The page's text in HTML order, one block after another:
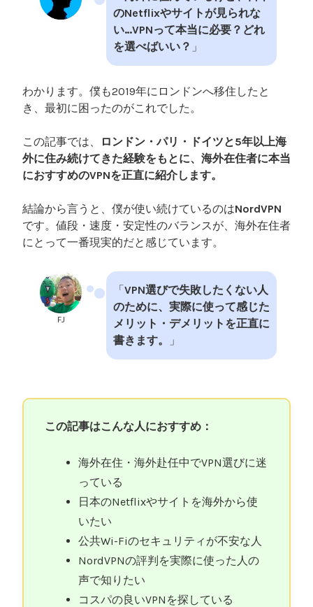
のNetflixやサイトが見られな
い…VPNって本当に必要？どれ
を選べばいい？ 」
わかります。僕も2019年にロンドンへ移住したと
き、最初に困ったのがこれでした。
この記事では、
ロンドン・パリ・ドイツと5年以上海
外に住み続けてきた経験をもとに、海外在住者に本当
におすすめのVPNを正直に紹介します。
結論から言うと、僕が使い続けているのはNordVPN
です。値段・速度・安定性のバランスが、海外在住者
にとって一番現実的だと感じています。
FJ
「VPN選びで失敗したくない人
のために、実際に使って感じた
メリット・デメリットを正直に
書きます。
」
この記事はこんな人におすすめ：
海外在住・海外赴任中でVPN選びに迷
っている
日本のNetflixやサイトを海外から使
いたい
公共Wi-Fiのセキュリティが不安な人
NordVPNの評判を実際に使った人の
声で知りたい
コスパの良いVPNを探している